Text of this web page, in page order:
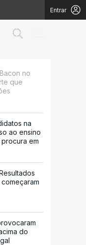
Entrar
no
que
na
ao ensino
em
do